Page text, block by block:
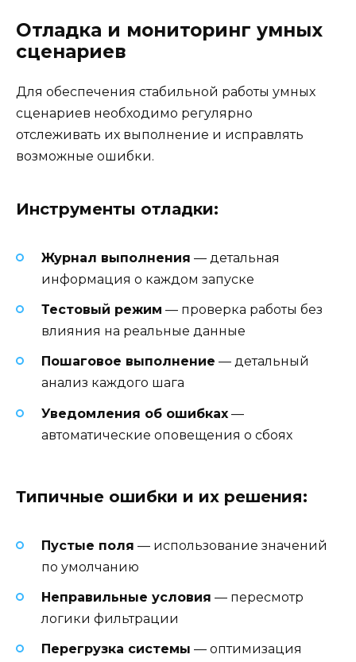
Отладка и мониторинг умных
сценариев
Для обеспечения стабильной работы умных
сценариев необходимо регулярно
отслеживать их выполнение и исправлять
возможные ошибки.
Инструменты отладки:
Журнал выполнения — детальная
информация о каждом запуске
Тестовый режим — проверка работы без
влияния на реальные данные
Пошаговое выполнение — детальный
анализ каждого шага
Уведомления об ошибках —
автоматические оповещения о сбоях
Типичные ошибки и их решения:
Пустые поля — использование значений
по умолчанию
Неправильные условия — пересмотр
логики фильтрации
Перегрузка системы — оптимизация